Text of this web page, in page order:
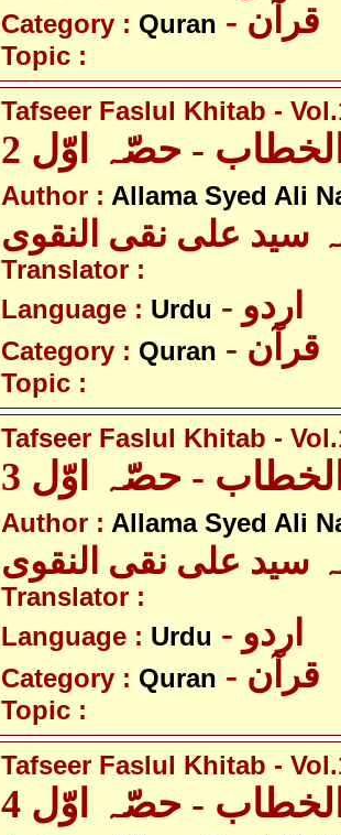
Category : Quran - قرآن
Topic :
Tafseer Faslul Khitab -
- حصّہ اوّل 2
Author : Allama Syed Ali
سید علی نقی النقوی
Translator :
Language : Urdu - اردو
Category : Quran - قرآن
Topic :
Tafseer Faslul Khitab -
- حصّہ اوّل 3
Author : Allama Syed Ali
سید علی نقی النقوی
Translator :
Language : Urdu - اردو
Category : Quran - قرآن
Topic :
Tafseer Faslul Khitab -
- حصّہ اوّل 4